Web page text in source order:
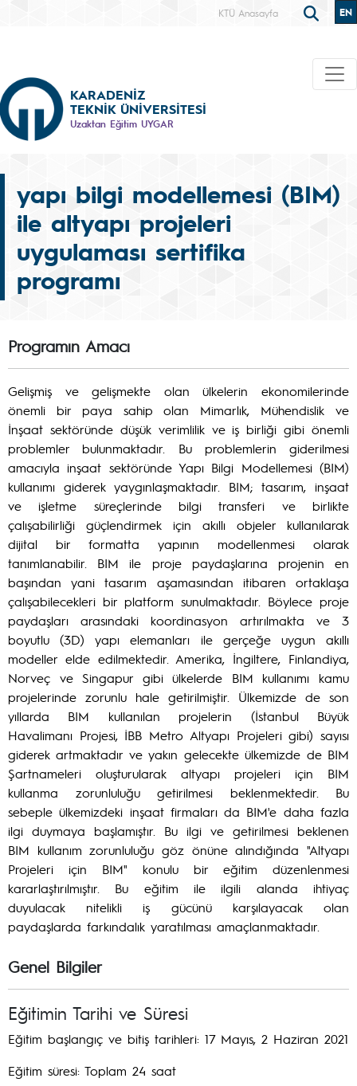
KTÜ Anasayfa EN
KARADENİZ
TEKNİK ÜNİVERSİTESİ
Uzaktan Eğitim UYGAR
yapı bilgi modellemesi (BIM)
ile altyapı projeleri
uygulaması sertifika
programı
Programın Amacı
Gelişmiş ve gelişmekte olan ülkelerin ekonomilerinde
önemli bir paya sahip olan Mimarlık, Mühendislik ve
İnşaat sektöründe düşük verimlilik ve iş birliği gibi önemli
problemler bulunmaktadır. Bu problemlerin giderilmesi
amacıyla inşaat sektöründe Yapı Bilgi Modellemesi (BIM)
kullanımı giderek yaygınlaşmaktadır. BIM; tasarım, inşaat
ve işletme süreçlerinde bilgi transferi ve birlikte
çalışabilirliği güçlendirmek için akıllı objeler kullanılarak
dijital bir formatta yapının modellenmesi olarak
tanımlanabilir. BIM ile proje paydaşlarına projenin en
başından yani tasarım aşamasından itibaren ortaklaşa
çalışabilecekleri bir platform sunulmaktadır. Böylece proje
paydaşları arasındaki koordinasyon artırılmakta ve 3
boyutlu (3D) yapı elemanları ile gerçeğe uygun akıllı
modeller elde edilmektedir. Amerika, İngiltere, Finlandiya,
Norveç ve Singapur gibi ülkelerde BIM kullanımı kamu
projelerinde zorunlu hale getirilmiştir. Ülkemizde de son
yıllarda BIM kullanılan projelerin (İstanbul Büyük
Havalimanı Projesi, İBB Metro Altyapı Projeleri gibi) sayısı
giderek artmaktadır ve yakın gelecekte ülkemizde de BIM
Şartnameleri oluşturularak altyapı projeleri için BIM
kullanma zorunluluğu getirilmesi beklenmektedir. Bu
sebeple ülkemizdeki inşaat firmaları da BIM'e daha fazla
ilgi duymaya başlamıştır. Bu ilgi ve getirilmesi beklenen
BIM kullanım zorunluluğu göz önüne alındığında "Altyapı
Projeleri için BIM" konulu bir eğitim düzenlenmesi
kararlaştırılmıştır. Bu eğitim ile ilgili alanda ihtiyaç
duyulacak nitelikli iş gücünü karşılayacak olan
paydaşlarda farkındalık yaratılması amaçlanmaktadır.
Genel Bilgiler
Eğitimin Tarihi ve Süresi
Eğitim başlangıç ve bitiş tarihleri: 17 Mayıs, 2 Haziran 2021
Eğitim süresi: Toplam 24 saat